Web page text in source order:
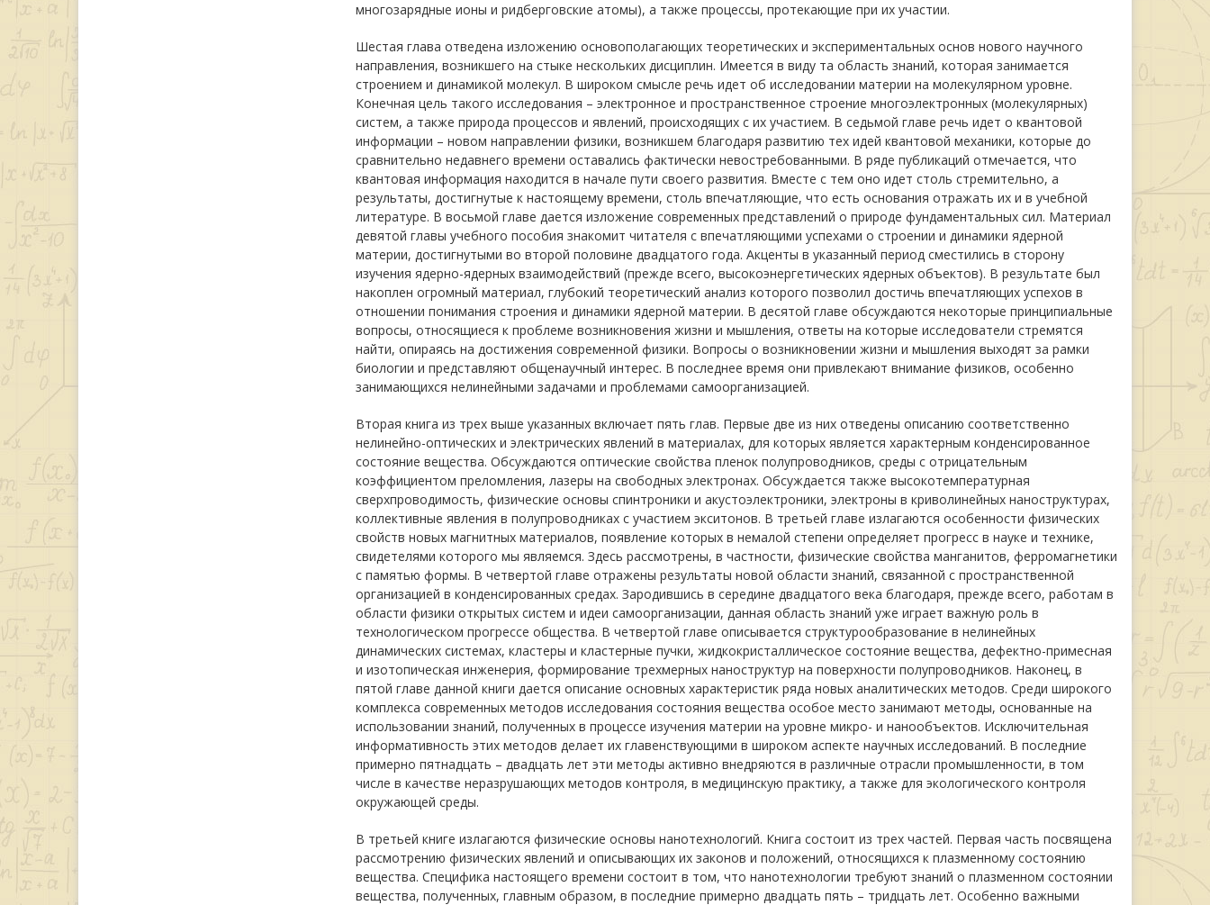
многозарядные ионы и ридберговские атомы), а также процессы, протекающие при их участии.
Шестая глава отведена изложению основополагающих теоретических и экспериментальных основ нового научного
направления, возникшего на стыке нескольких дисциплин. Имеется в виду та область знаний, которая занимается
строением и динамикой молекул. В широком смысле речь идет об исследовании материи на молекулярном уровне.
Конечная цель такого исследования – электронное и пространственное строение многоэлектронных (молекулярных)
систем, а также природа процессов и явлений, происходящих с их участием. В седьмой главе речь идет о квантовой
информации – новом направлении физики, возникшем благодаря развитию тех идей квантовой механики, которые до
сравнительно недавнего времени оставались фактически невостребованными. В ряде публикаций отмечается, что
квантовая информация находится в начале пути своего развития. Вместе с тем оно идет столь стремительно, а
результаты, достигнутые к настоящему времени, столь впечатляющие, что есть основания отражать их и в учебной
литературе. В восьмой главе дается изложение современных представлений о природе фундаментальных сил. Материал
девятой главы учебного пособия знакомит читателя с впечатляющими успехами о строении и динамики ядерной
материи, достигнутыми во второй половине двадцатого года. Акценты в указанный период сместились в сторону
изучения ядерно-ядерных взаимодействий (прежде всего, высокоэнергетических ядерных объектов). В результате был
накоплен огромный материал, глубокий теоретический анализ которого позволил достичь впечатляющих успехов в
отношении понимания строения и динамики ядерной материи. В десятой главе обсуждаются некоторые принципиальные
вопросы, относящиеся к проблеме возникновения жизни и мышления, ответы на которые исследователи стремятся
найти, опираясь на достижения современной физики. Вопросы о возникновении жизни и мышления выходят за рамки
биологии и представляют общенаучный интерес. В последнее время они привлекают внимание физиков, особенно
занимающихся нелинейными задачами и проблемами самоорганизацией.
Вторая книга из трех выше указанных включает пять глав. Первые две из них отведены описанию соответственно
нелинейно-оптических и электрических явлений в материалах, для которых является характерным конденсированное
состояние вещества. Обсуждаются оптические свойства пленок полупроводников, среды с отрицательным
коэффициентом преломления, лазеры на свободных электронах. Обсуждается также высокотемпературная
сверхпроводимость, физические основы спинтроники и акустоэлектроники, электроны в криволинейных наноструктурах,
коллективные явления в полупроводниках с участием экситонов. В третьей главе излагаются особенности физических
свойств новых магнитных материалов, появление которых в немалой степени определяет прогресс в науке и технике,
свидетелями которого мы являемся. Здесь рассмотрены, в частности, физические свойства манганитов, ферромагнетики
с памятью формы. В четвертой главе отражены результаты новой области знаний, связанной с пространственной
организацией в конденсированных средах. Зародившись в середине двадцатого века благодаря, прежде всего, работам в
области физики открытых систем и идеи самоорганизации, данная область знаний уже играет важную роль в
технологическом прогрессе общества. В четвертой главе описывается структурообразование в нелинейных
динамических системах, кластеры и кластерные пучки, жидкокристаллическое состояние вещества, дефектно-примесная
и изотопическая инженерия, формирование трехмерных наноструктур на поверхности полупроводников. Наконец, в
пятой главе данной книги дается описание основных характеристик ряда новых аналитических методов. Среди широкого
комплекса современных методов исследования состояния вещества особое место занимают методы, основанные на
использовании знаний, полученных в процессе изучения материи на уровне микро- и нанообъектов. Исключительная
информативность этих методов делает их главенствующими в широком аспекте научных исследований. В последние
примерно пятнадцать – двадцать лет эти методы активно внедряются в различные отрасли промышленности, в том
числе в качестве неразрушающих методов контроля, в медицинскую практику, а также для экологического контроля
окружающей среды.
В третьей книге излагаются физические основы нанотехнологий. Книга состоит из трех частей. Первая часть посвящена
рассмотрению физических явлений и описывающих их законов и положений, относящихся к плазменному состоянию
вещества. Специфика настоящего времени состоит в том, что нанотехнологии требуют знаний о плазменном состоянии
вещества, полученных, главным образом, в последние примерно двадцать пять – тридцать лет. Особенно важными